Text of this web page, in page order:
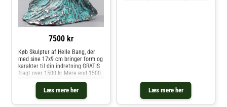
7500 kr
Læs mere her
Køb Skulptur af Helle Bang, der
med sine 17x9 cm bringer form og
karakter til din indretning GRATIS
fragt over 1500 kr Mere end 1500
Læs mere her